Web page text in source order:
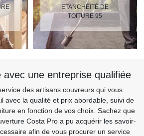
ETANCHÉITÉ DE
TOITURE 95
avec une entreprise qualifiée
des artisans couvreurs qui vous
avec la qualité et prix abordable, suivi de
en fonction de vos choix. Sachez que
Costa Pro a pu acquérir les savoir-
afin de vous procurer un service